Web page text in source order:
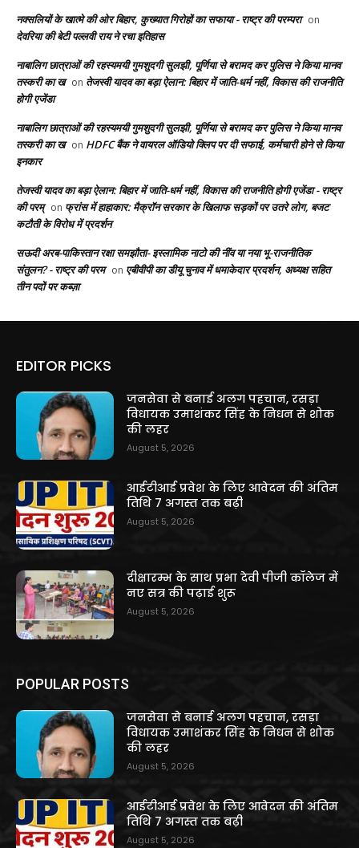
नक्सलियों के खात्मे की ओर बिहार, कुख्यात गिरोहों का सफाया - राष्ट्र की परम्परा on
देवरिया की बेटी पल्लवी राय ने रचा इतिहास
नाबालिग छात्राओं की रहस्यमयी गुमशुदगी सुलझी, पूर्णिया से बरामद कर पुलिस ने किया मानव
तस्करी का ख on तेजस्वी यादव का बड़ा ऐलान: बिहार में जाति-धर्म नहीं, विकास की राजनीति
होगी एजेंडा
नाबालिग छात्राओं की रहस्यमयी गुमशुदगी सुलझी, पूर्णिया से बरामद कर पुलिस ने किया मानव
तस्करी का ख on HDFC बैंक ने वायरल ऑडियो क्लिप पर दी सफाई, कर्मचारी होने से किया
इनकार
तेजस्वी यादव का बड़ा ऐलान: बिहार में जाति-धर्म नहीं, विकास की राजनीति होगी एजेंडा - राष्ट्र
की परम् on फ्रांस में हाहाकार: मैक्रॉन सरकार के खिलाफ सड़कों पर उतरे लोग, बजट
कटौती के विरोध में प्रदर्शन
सऊदी अरब-पाकिस्तान रक्षा समझौता- इस्लामिक नाटो की नींव या नया भू-राजनीतिक
संतुलन? - राष्ट्र की परम on एबीवीपी का डीयू चुनाव में धमाकेदार प्रदर्शन, अध्यक्ष सहित
तीन पदों पर कब्ज़ा
EDITOR PICKS
जनसेवा से बनाई अलग पहचान, रसड़ा
विधायक उमाशंकर सिंह के निधन से शोक
की लहर
August 5, 2026
आईटीआई प्रवेश के लिए आवेदन की अंतिम
तिथि 7 अगस्त तक बढ़ी
August 5, 2026
दीक्षारम्भ के साथ प्रभा देवी पीजी कॉलेज में
नए सत्र की पढ़ाई शुरू
August 5, 2026
POPULAR POSTS
जनसेवा से बनाई अलग पहचान, रसड़ा
विधायक उमाशंकर सिंह के निधन से शोक
की लहर
August 5, 2026
आईटीआई प्रवेश के लिए आवेदन की अंतिम
तिथि 7 अगस्त तक बढ़ी
August 5, 2026